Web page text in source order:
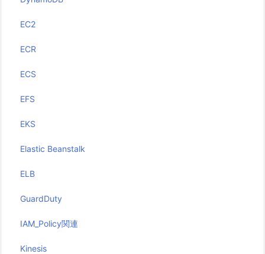
EC2
ECR
ECS
EFS
EKS
Elastic Beanstalk
ELB
GuardDuty
IAM_Policy関連
Kinesis